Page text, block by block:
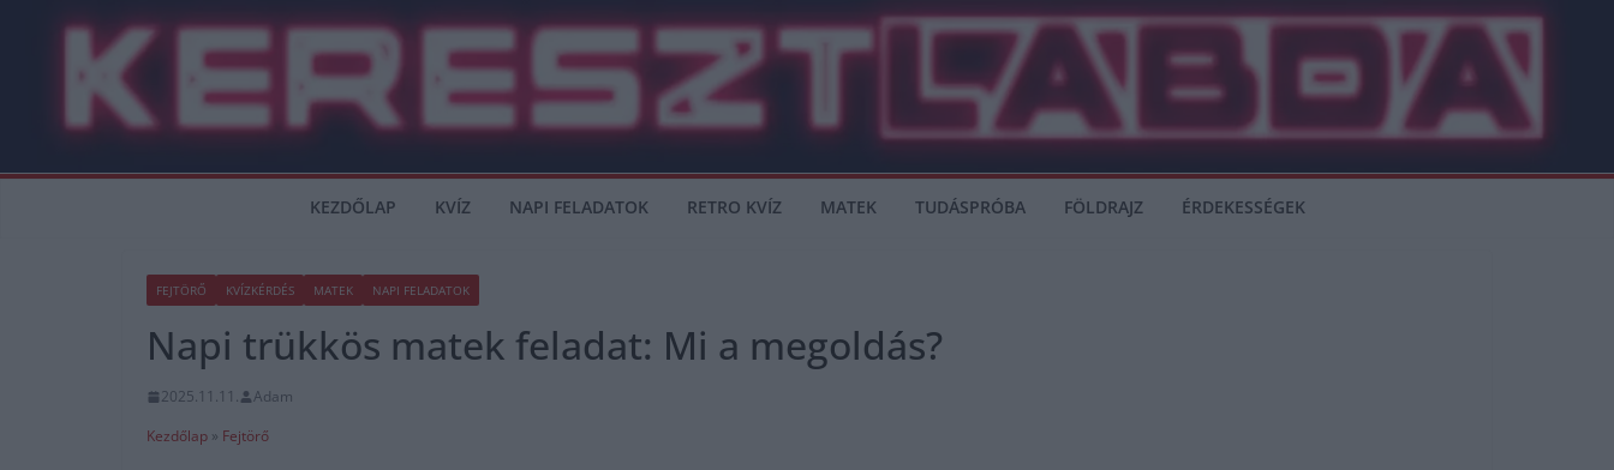
KEZDŐLAP KVÍZ NAPI FELADATOK RETRO KVÍZ MATEK TUDÁSPRÓBA FÖLDRAJZ ÉRDEKESSÉGEK
FEJTÖRŐ KVÍZKÉRDÉS MATEK NAPI FELADATOK
Napi trükkös matek feladat: Mi a megoldás?
2025.11.11.
Adam
Kezdőlap » Fejtörő